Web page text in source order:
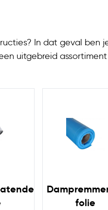
In dat geval ben
uitgebreid
bij ons altijd wat je
folie